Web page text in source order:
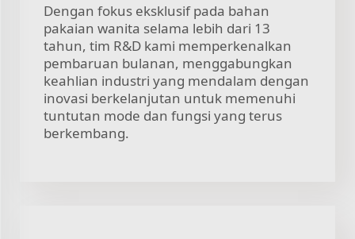
Dengan fokus eksklusif pada bahan
pakaian wanita selama lebih dari 13
tahun, tim R&D kami memperkenalkan
pembaruan bulanan, menggabungkan
keahlian industri yang mendalam dengan
inovasi berkelanjutan untuk memenuhi
tuntutan mode dan fungsi yang terus
berkembang.